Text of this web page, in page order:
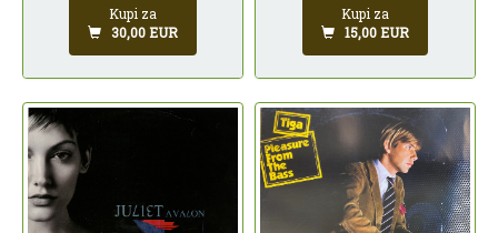
Kupi za
30,00 EUR
Kupi za
15,00 EUR